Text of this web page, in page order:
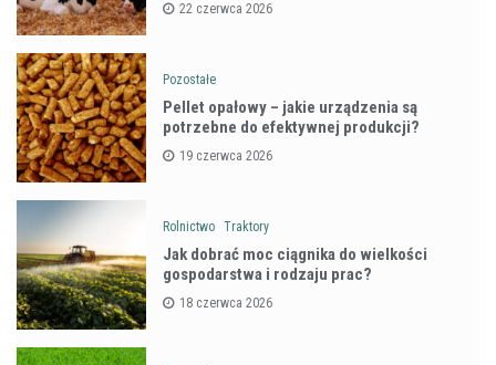
22 czerwca 2026
Pozostałe
Pellet opałowy – jakie urządzenia są
potrzebne do efektywnej produkcji?
19 czerwca 2026
Rolnictwo Traktory
Jak dobrać moc ciągnika do wielkości
gospodarstwa i rodzaju prac?
18 czerwca 2026